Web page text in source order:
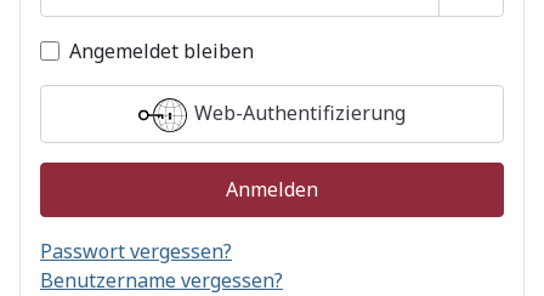
Angemeldet bleiben
Web-Authentifizierung
Anmelden
Passwort vergessen?
Benutzername vergessen?